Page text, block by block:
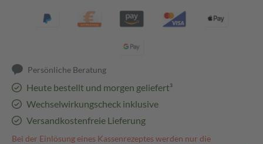
Persönliche Beratung
Heute bestellt und morgen geliefert³
Wechselwirkungscheck inklusive
Versandkostenfreie Lieferung
Bei der Einlösung eines Kassenrezeptes werden nur die